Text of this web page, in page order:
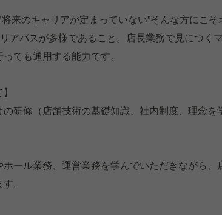
のキャリアが定まっていない”そんな方にこそ
アパスが多様であること。店長業務で見につく
ても通用する能力です。
研修（店舗技術の基礎知識、社内制度、理念を
ホール業務、運営業務を学んでいただきながら
。